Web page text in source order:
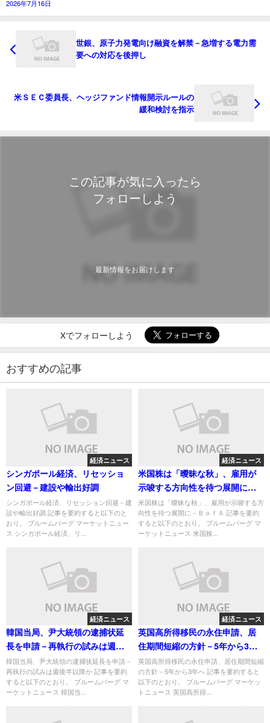
2026年7月16日
世銀、原子力発電向け融資を解禁－急増する電力需
要への対応を後押し
米ＳＥＣ委員長、ヘッジファンド情報開示ルールの
緩和検討を指示
この記事が気に入ったら
フォローしよう
最新情報をお届けします
Xでフォローしよう
おすすめの記事
経済ニュース
シンガポール経済、リセッショ
ン回避－建設や輸出好調
シンガポール経済、リセッション回避－建
設や輸出好調 記事を要約すると以下のと
おり。 ブルームバーグ マーケットニュー
ス シンガポール経済、リ...
経済ニュース
米国株は「曖昧な秋」、雇用が
示唆する方向性を待つ展開に－
ＢｏｆＡ
米国株は「曖昧な秋」、雇用が示唆する方
向性を待つ展開に－ＢｏｆＡ 記事を要約
すると以下のとおり。 ブルームバーグ マ
ーケットニュース 米国株...
経済ニュース
韓国当局、尹大統領の逮捕状延
長を申請－再執行の試みは週後
半以降か
韓国当局、尹大統領の逮捕状延長を申請－
再執行の試みは週後半以降か 記事を要約
すると以下のとおり。 ブルームバーグ マ
ーケットニュース 韓国当...
経済ニュース
英国高所得移民の永住申請、居
住期間短縮の方針－5年から3年
へ
英国高所得移民の永住申請、居住期間短縮
の方針－5年から3年へ 記事を要約すると
以下のとおり。 ブルームバーグ マーケッ
トニュース 英国高所得...